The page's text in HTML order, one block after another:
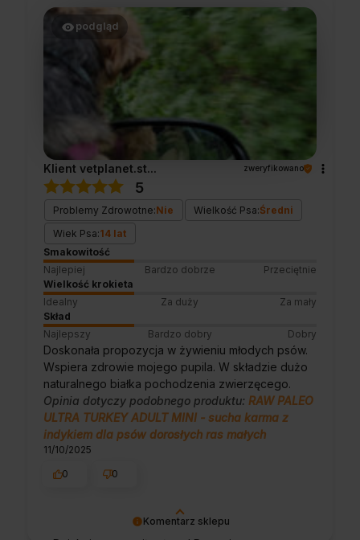
możemy zapewnić odpowiednią obsługę tak
świetnym klientom. Dziękujemy raz jeszcze!
Komentarz sklepu
podgląd
Klient vetplanet.st... zweryfikowano
5
Problemy Zdrowotne:Nie Wielkość Psa:Średni
Wiek Psa:14 lat
Smakowitość
Najlepiej
Bardzo dobrze
Przeciętnie
Wielkość krokieta
Idealny
Za duży
Za mały
Skład
Najlepszy
Bardzo dobry Dobry
Doskonała propozycja w żywieniu młodych psów.
Wspiera zdrowie mojego pupila. W składzie dużo
naturalnego białka pochodzenia zwierzęcego.
Opinia dotyczy podobnego produktu: RAW PALEO
ULTRA TURKEY ADULT MINI - sucha karma z
indykiem dla psów dorosłych ras małych
11/10/2025
0
0